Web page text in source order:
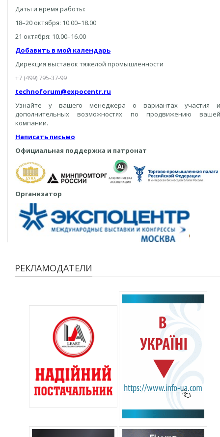
Даты и время работы:
18–20 октября: 10.00–18.00
21 октября: 10.00–16.00
Добавить в мой календарь
Дирекция выставок тяжелой промышленности
+7 (499) 795-37-99
technoforum@expocentr.ru
Узнайте у вашего менеджера о вариантах участия и
дополнительных возможностях по продвижению вашей
компании.
Написать письмо
Официальная поддержка и патронат
Организатор
РЕКЛАМОДАТЕЛИ